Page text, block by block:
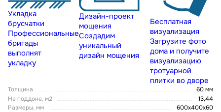
Укладка
брусчатки
Профессиональные
бригады
выполнят
укладку
Дизайн-проект
мощения
Создадим
уникальный
дизайн мощения
Бесплатная
визуализация
Загрузите фото
дома и получите
визуализацию
тротуарной
плитки во дворе
Толщина
60 мм
На поддоне, м2
13,44
Размеры, мм
600x400x60